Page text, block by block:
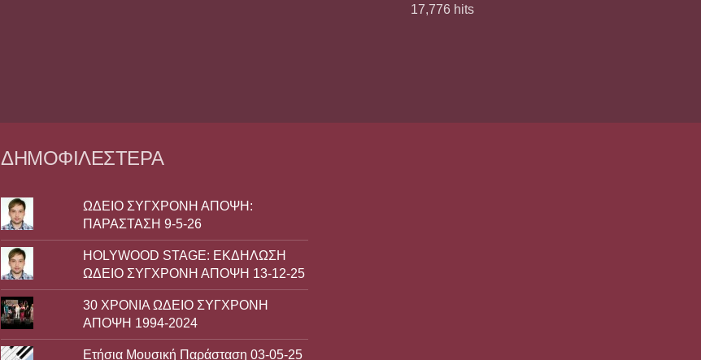
17,776 hits
ΔΗΜΟΦΙΛΈΣΤΕΡΑ
ΩΔΕΙΟ ΣΥΓΧΡΟΝΗ ΑΠΟΨΗ:
ΠΑΡΑΣΤΑΣΗ 9-5-26
HOLYWOOD STAGE: ΕΚΔΗΛΩΣΗ
ΩΔΕΙΟ ΣΥΓΧΡΟΝΗ ΑΠΟΨΗ 13-12-25
30 ΧΡΟΝΙΑ ΩΔΕΙΟ ΣΥΓΧΡΟΝΗ
ΑΠΟΨΗ 1994-2024
Ετήσια Μουσική Παράσταση 03-05-25